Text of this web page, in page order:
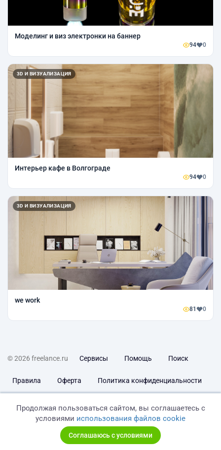
Моделинг и виз электронки на баннер
94 0
3D И ВИЗУАЛИЗАЦИЯ
Интерьер кафе в Волгограде
94 0
3D И ВИЗУАЛИЗАЦИЯ
we work
81 0
© 2026 freelance.ru Сервисы Помощь Поиск
Правила Оферта Политика конфиденциальности
Продолжая пользоваться сайтом, вы соглашаетесь с
условиями использования файлов cookie
Соглашаюсь с условиями